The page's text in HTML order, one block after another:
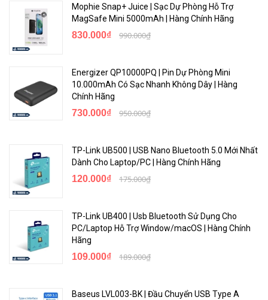
Mophie Snap+ Juice | Sạc Dự Phòng Hỗ Trợ
MagSafe Mini 5000mAh | Hàng Chính Hãng
830.000₫ 990.000₫
Energizer QP10000PQ | Pin Dự Phòng Mini
10.000mAh Có Sạc Nhanh Không Dây | Hàng
Chính Hãng
730.000₫ 950.000₫
TP-Link UB500 | USB Nano Bluetooth 5.0 Mới Nhất
Dành Cho Laptop/PC | Hàng Chính Hãng
120.000₫ 175.000₫
TP-Link UB400 | Usb Bluetooth Sử Dụng Cho
PC/Laptop Hỗ Trợ Window/macOS | Hàng Chính
Hãng
109.000₫ 189.000₫
Baseus LVL003-BK | Đầu Chuyển USB Type A